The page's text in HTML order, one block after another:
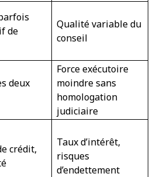
de
Qualité variable du
conseil
deux
Force exécutoire
moindre sans
homologation
judiciaire
crédit,
Taux d’intérêt,
risques
d’endettement